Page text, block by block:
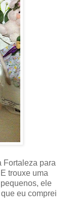
Fortaleza para
trouxe uma
ele
eu comprei